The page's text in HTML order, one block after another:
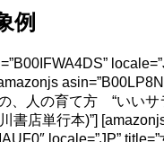
例
、人の育て方 “いいサ
書店単行本)”]
locale=”JP”